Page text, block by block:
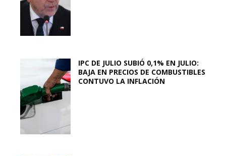
IPC DE JULIO SUBIÓ 0,1% EN JULIO:
BAJA EN PRECIOS DE COMBUSTIBLES
CONTUVO LA INFLACIÓN